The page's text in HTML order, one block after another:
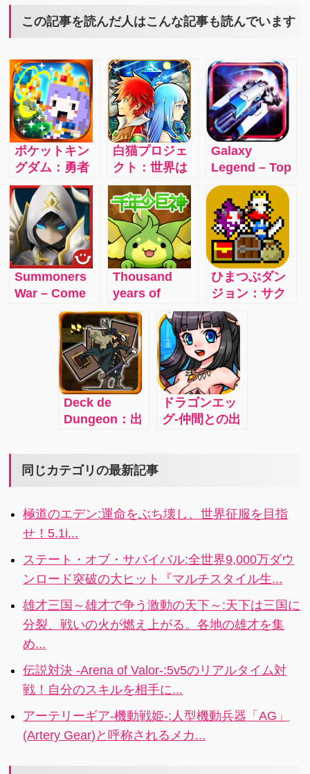
この記事を読んだ人はこんな記事も読んでいます
ポケットキン
グダム：勇者
を雇って王国
再建を目指そ
う。
白猫プロジェ
クト：世界は
君の指先に託
される 4i
Galaxy
Legend – Top
1 Strategy
Space War
Game
Summoners
War – Come
explore a
world under
battle over
the vital
resource:
Crystals!
Thousand
years of
Kyoshin –
Friends and
Yurutto
cooperative
play! Kyoshin
Trombone
Trombone
cartoon RPG!
ひまつぶダン
ジョン：サク
サク爽快レト
ロRPG！攻略
日記その２
Deck de
Dungeon：出
カードデッキ
ドラゴンエッ
グ-仲間との出
共に“ギルド
白熱の“ギルド
バトル”に勝利
せよ！4x
同じカテゴリの最新記事
極道のエデン:運命をぶち壊し、世界征服を目指
せ！5.1i...
ステート・オブ・サバイバル:全世界9,000万ダウ
ンロード突破の大ヒット『マルチスタイル生...
雄才三国～雄才で争う激動の天下～:天下は三国に
分裂、戦いの火が燃え上がる。各地の雄才を集
め...
伝説対決 -Arena of Valor-:5v5のリアルタイム対
戦！自分のスキルを相手に...
アーテリーギア-機動戦姫-:人型機動兵器「AG」
(Artery Gear)と呼称されるメカ...